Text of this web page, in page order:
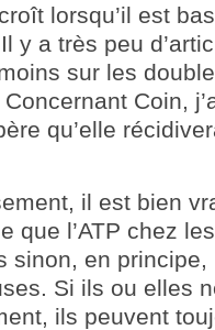
lorsqu’il est
y a très peu
sur les
Coin,
qu’elle
il est bien
que l’ATP chez
sinon, en
Si ils ou elles
ils peuvent